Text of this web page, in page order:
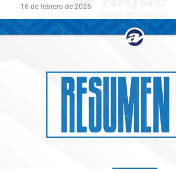
16 de febrero de 2026